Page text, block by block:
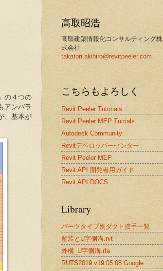
の４つの
アンバラ
、基本が
髙取昭浩
髙取建築情報化コンサルティング株
式会社
takatori.akihiro@revitpeeler.com
こちらもよろしく
Revit Peeler Tutorials
Revit Peeler MEP Tutrials
Autodesk Community
Revitデベロッパーセンター
Revit Peeler MEP
Revit API 開発者用ガイド
Revit API DOCS
Library
パーツタイプ別ダクト接手一覧
舗装とU字側溝.rvt
外構_U字側溝.rfa
RUTS2019 v19.05.08 Google